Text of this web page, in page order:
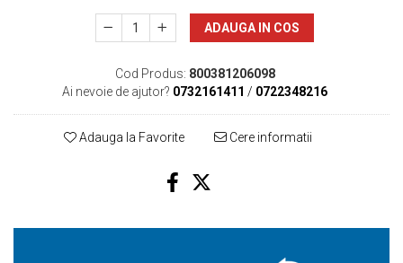
ADAUGA IN COS
Cod Produs: 800381206098
Ai nevoie de ajutor? 0732161411 / 0722348216
Adauga la Favorite Cere informatii